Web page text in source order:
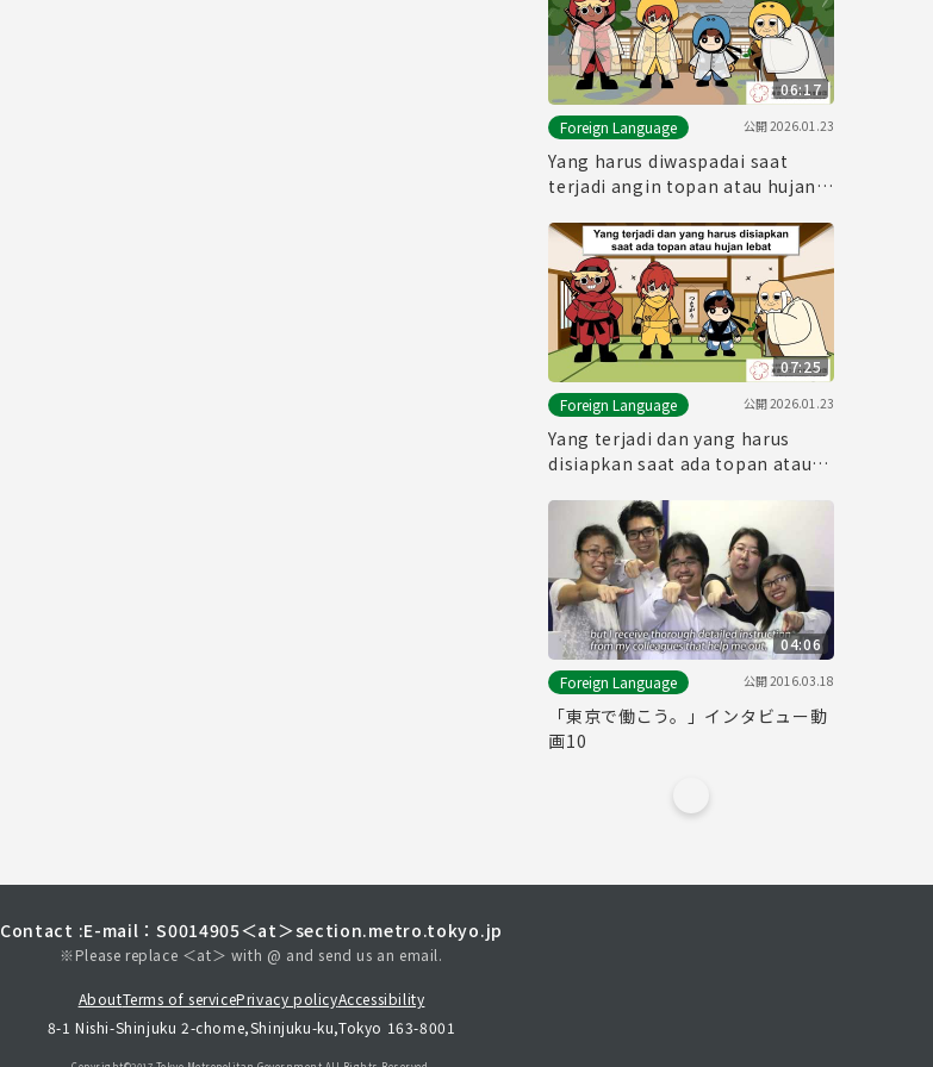
06:17
Foreign Language
公開2026.01.23
Yang harus diwaspadai saat
terjadi angin topan atau hujan
07:25
Foreign Language
公開2026.01.23
Yang terjadi dan yang harus
disiapkan saat ada topan atau
04:06
Foreign Language
公開2016.03.18
「東京で働こう。」インタビュー動
画10
Contact :E-mail：S0014905＜at＞section.metro.tokyo.jp
※Please replace ＜at＞ with @ and send us an email.
AboutTerms of servicePrivacy policyAccessibility
8-1 Nishi-Shinjuku 2-chome,Shinjuku-ku,Tokyo 163-8001